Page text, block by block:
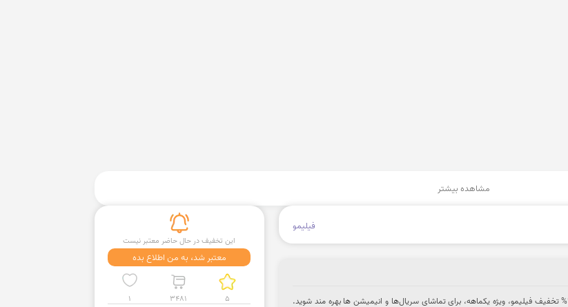
مشاهده بیشتر
فیلیمو
این تخفیف در حال حاضر معتبر نیست
معتبر شد، به من اطلاع بده
1 3481 5
برای خرید اشتراک جدید یا تمدید میتوانید از 10% تخفیف فیلیمو، ویژه یکماهه، برای تماشای سریال‌ها و انیمیشن ها بهره مند شوید.